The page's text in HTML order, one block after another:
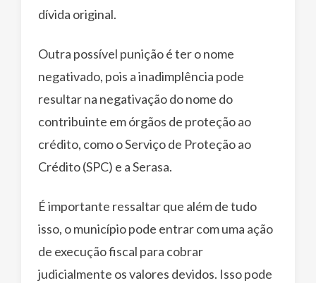
dívida original.
Outra possível punição é ter o nome
negativado, pois a inadimplência pode
resultar na negativação do nome do
contribuinte em órgãos de proteção ao
crédito, como o Serviço de Proteção ao
Crédito (SPC) e a Serasa.
É importante ressaltar que além de tudo
isso, o município pode entrar com uma ação
de execução fiscal para cobrar
judicialmente os valores devidos. Isso pode